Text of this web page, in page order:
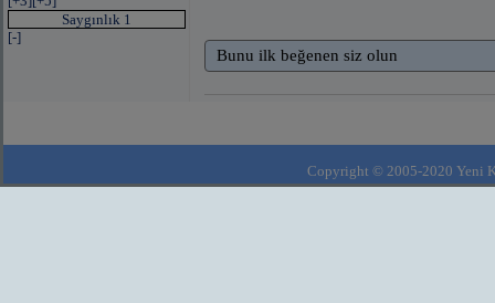
Saygınlık 1
[-]
Bunu ilk beğenen siz olun
Copyright © 2005-2020 Yeni